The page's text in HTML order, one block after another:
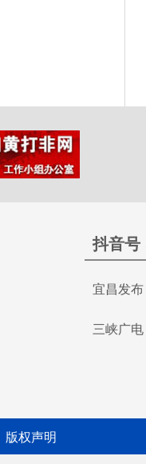
抖音号
宜昌发布
三峡广电
版权声明